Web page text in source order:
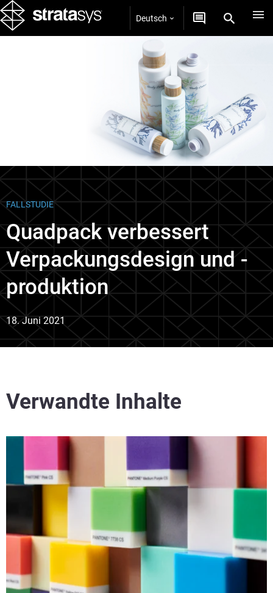
Deutsch
FALLSTUDIE
Quadpack verbessert
Verpackungsdesign und -
produktion
18. Juni 2021
Verwandte Inhalte